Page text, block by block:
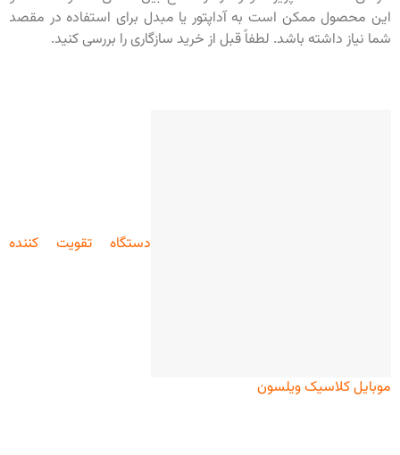
این محصول ممکن است به آداپتور یا مبدل برای استفاده در مقصد
شما نیاز داشته باشد. لطفاً قبل از خرید سازگاری را بررسی کنید.
دستگاه تقویت کننده
موبایل کلاسیک ویلسون